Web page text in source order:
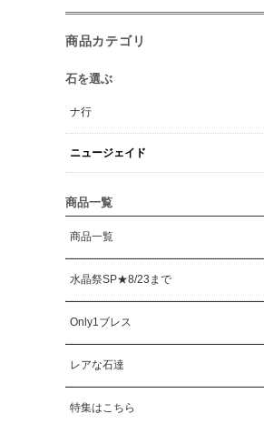
商品カテゴリ
石を選ぶ
ナ行
ニュージェイド
商品一覧
商品一覧
水晶祭SP★8/23まで
Only1ブレス
レアな石達
特集はこちら